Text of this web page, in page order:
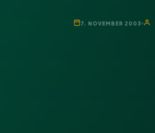
7. NOVEMBER 2003